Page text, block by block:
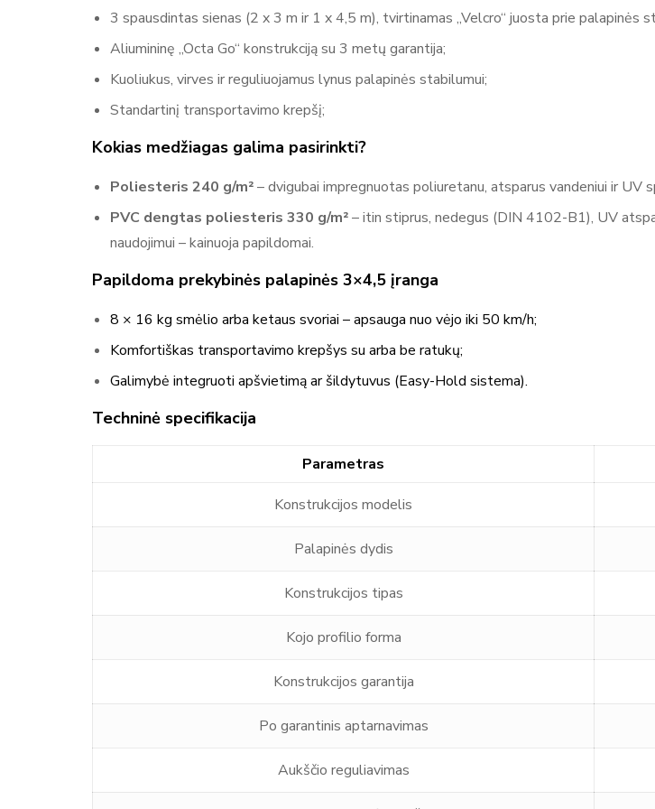
3 spausdintas sienas (2 x 3 m ir 1 x 4,5 m), tvirtinamas „Velcro“ juosta prie palapinės
Aliumininę „Octa Go“ konstrukciją su 3 metų garantija;
Kuoliukus, virves ir reguliuojamus lynus palapinės stabilumui;
Standartinį transportavimo krepšį;
Kokias medžiagas galima pasirinkti?
Poliesteris 240 g/m²– dvigubai impregnuotas poliuretanu, atsparus vandeniui ir
PVC dengtas poliesteris 330 g/m²– itin stiprus, nedegus (DIN 4102-B1), UV
naudojimui – kainuoja papildomai.
Papildoma prekybinės palapinės 3×4,5 įranga
8 × 16 kg smėlio arba ketaus svoriai – apsauga nuo vėjo iki 50 km/h;
Komfortiškas transportavimo krepšys su arba be ratukų;
Galimybė integruoti apšvietimą ar šildytuvus (Easy-Hold sistema).
Techninė specifikacija
Parametras
Konstrukcijos modelis
Palapinės dydis
Konstrukcijos tipas
Kojo profilio forma
Konstrukcijos garantija
Po garantinis aptarnavimas
Aukščio reguliavimas
poreikius ir pogarantinio aptarnavimo,
Optima, Octa Pro) Reklaminiai skėčiai
sprendimai su spauda Mitko – tai